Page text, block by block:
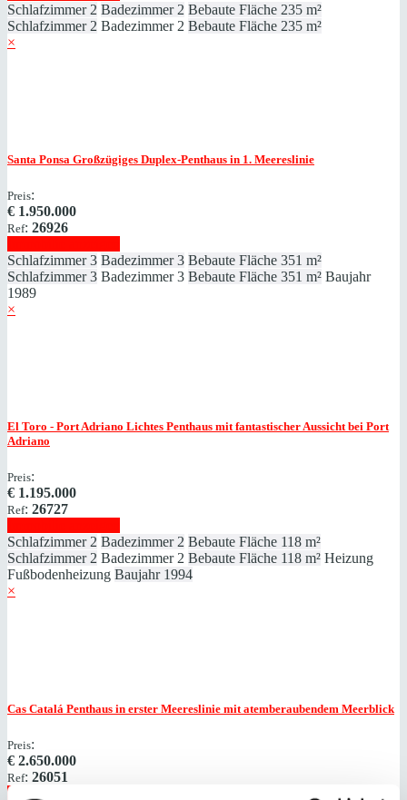
Schlafzimmer 2 Badezimmer 2 Bebaute Fläche 235 m²
Schlafzimmer 2 Badezimmer 2 Bebaute Fläche 235 m²
×
Santa Ponsa Großzügiges Duplex-Penthaus in 1. Meereslinie
Preis:
€ 1.950.000
Ref: 26926
Schlafzimmer 3 Badezimmer 3 Bebaute Fläche 351 m²
Schlafzimmer 3 Badezimmer 3 Bebaute Fläche 351 m² Baujahr
1989
×
El Toro - Port Adriano Lichtes Penthaus mit fantastischer Aussicht bei Port
Adriano
Preis:
€ 1.195.000
Ref: 26727
Schlafzimmer 2 Badezimmer 2 Bebaute Fläche 118 m²
Schlafzimmer 2 Badezimmer 2 Bebaute Fläche 118 m² Heizung
Fußbodenheizung Baujahr 1994
×
Cas Catalá Penthaus in erster Meereslinie mit atemberaubendem Meerblick
Preis:
€ 2.650.000
Ref: 26051
Immobilie anzeigen